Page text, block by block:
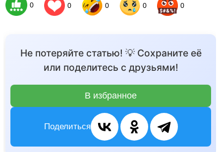
0 0 0 0 0
Не потеряйте статью! 💡 Сохраните её
или поделитесь с друзьями!
В избранное
Поделиться